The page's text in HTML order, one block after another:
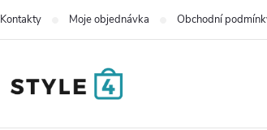
Kontakty Moje objednávka Obchodní